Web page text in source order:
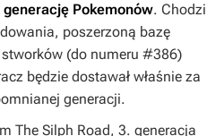
Pokemonów. Chodzi
poszerzoną bazę
(do numeru #386)
będzie dostawał właśnie za
generacji.
The Silph Road, 3. generacja